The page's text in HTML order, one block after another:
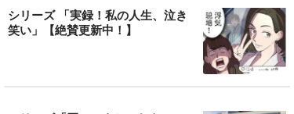
シリーズ 「実録！私の人生、泣き
笑い」【絶賛更新中！】